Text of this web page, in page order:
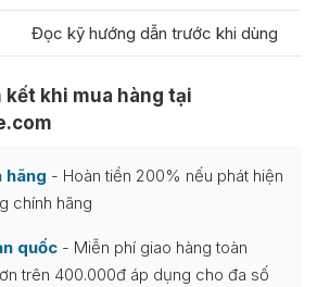
Đọc kỹ hướng dẫn trước khi dùng
kết khi mua hàng tại
hãng - Hoàn tiền 200% nếu phát hiện
chính hãng
quốc - Miễn phí giao hàng toàn
trên 400.000đ áp dụng cho đa số